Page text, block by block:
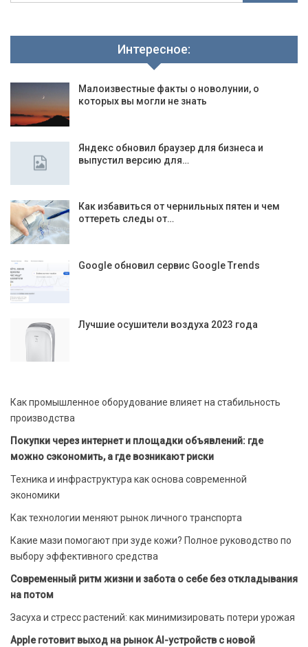
Интересное:
Малоизвестные факты о новолунии, о
которых вы могли не знать
Яндекс обновил браузер для бизнеса и
выпустил версию для…
Как избавиться от чернильных пятен и чем
оттереть следы от…
Google обновил сервис Google Trends
Лучшие осушители воздуха 2023 года
Как промышленное оборудование влияет на стабильность
производства
Покупки через интернет и площадки объявлений: где
можно сэкономить, а где возникают риски
Техника и инфраструктура как основа современной
экономики
Как технологии меняют рынок личного транспорта
Какие мази помогают при зуде кожи? Полное руководство по
выбору эффективного средства
Современный ритм жизни и забота о себе без откладывания
на потом
Засуха и стресс растений: как минимизировать потери урожая
Apple готовит выход на рынок AI-устройств с новой